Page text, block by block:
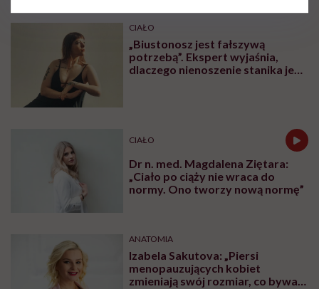
CIAŁO
„Biustonosz jest fałszywą
potrzebą”. Ekspert wyjaśnia,
dlaczego nienoszenie stanika jest
CIAŁO
Dr n. med. Magdalena Ziętara:
„Ciało po ciąży nie wraca do
normy. Ono tworzy nową normę”
ANATOMIA
Izabela Sakutova: „Piersi
menopauzujących kobiet
zmieniają swój rozmiar, co bywa